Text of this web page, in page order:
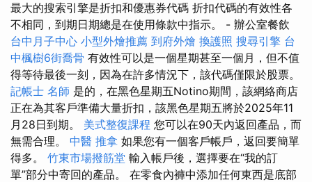
最大的搜索引擎是折扣和優惠券代碼 折扣代碼的有效性各
不相同，到期日期總是在使用條款中指示。 - 辦公室餐飲
台中月子中心 小型外燴推薦 到府外燴 換護照 搜尋引擎 台
中楓樹6街喬骨 有效性可以是一個星期甚至一個月，但不值
得等待最後一刻，因為在許多情況下，該代碼僅限於股票。
記帳士 名師 是的，在黑色星期五Notino期間，該網絡商店
正在為其客戶準備大量折扣，該黑色星期五將於2025年11
月28日到期。 美式整復課程 您可以在90天內返回產品，而
無需合理。 中醫 推拿 如果您有一個客戶帳戶，返回要簡單
得多。 竹東市場撥筋堂 輸入帳戶後，選擇要在“我的訂
單”部分中寄回的產品。 在零食內褲中添加任何東西是底部